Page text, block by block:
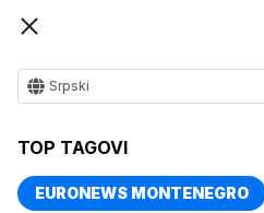
Srpski
TOP TAGOVI
EURONEWS MONTENEGRO